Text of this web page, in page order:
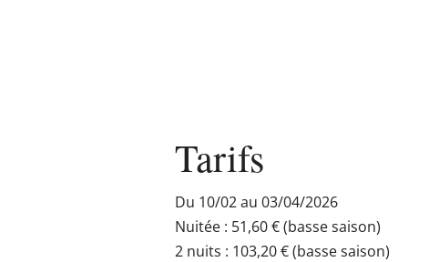
Tarifs
Du 10/02 au 03/04/2026
Nuitée : 51,60 € (basse saison)
2 nuits : 103,20 € (basse saison)